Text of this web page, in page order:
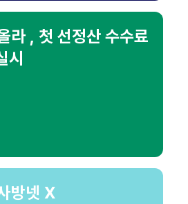
라 , 첫 선정산 수수료
시
방넷 X